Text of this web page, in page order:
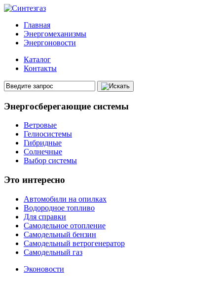
Главная
Энергомеханизмы
Энергоновости
Каталог
Контакты
Энергосберегающие системы
Ветровые
Гелиосистемы
Гибридные
Солнечные
Выбор системы
Это интересно
Автомобили на опилках
Водородное топливо
Для справки
Самодельное отопление
Самодельный бензин
Самодельный ветрогенератор
Самодельный газ
Эконовости